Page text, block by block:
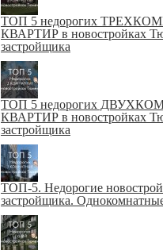
ТОП 5 недорогих
КВАРТИР в новостройках
застройщика
ТОП 5 недорогих
КВАРТИР в новостройках
застройщика
ТОП-5. Недорогие
застройщика.